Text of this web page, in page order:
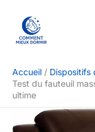
contenu
Accueil
Dispositifs
Test du fauteuil
ultime